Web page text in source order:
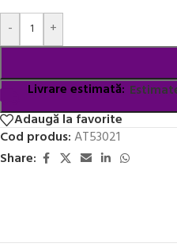
-
+
Alternative:
Livrare estimată:
Adaugă la favorite
Cod produs:AT53021
Share: